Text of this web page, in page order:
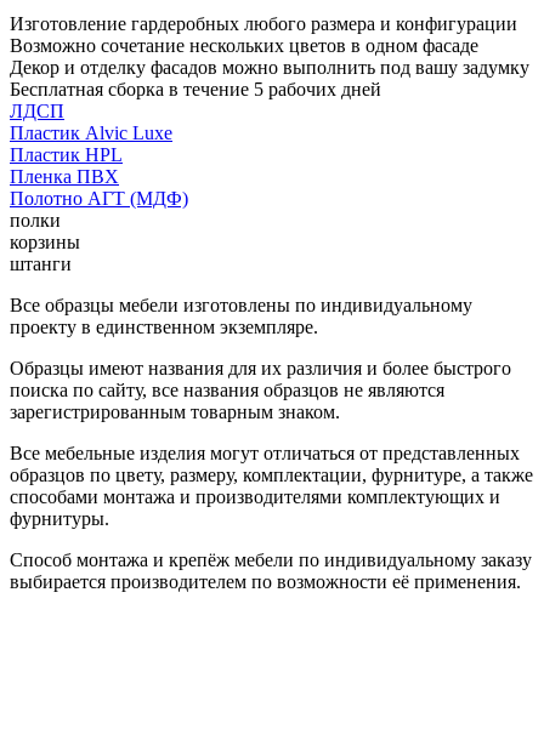
Изготовление гардеробных любого размера и конфигурации
Возможно сочетание нескольких цветов в одном фасаде
Декор и отделку фасадов можно выполнить под вашу задумку
Бесплатная сборка в течение 5 рабочих дней
ЛДСП
Пластик Alvic Luxe
Пластик HPL
Пленка ПВХ
Полотно АГТ (МДФ)
полки
корзины
штанги
Все образцы мебели изготовлены по индивидуальному
проекту в единственном экземпляре.
Образцы имеют названия для их различия и более быстрого
поиска по сайту, все названия образцов не являются
зарегистрированным товарным знаком.
Все мебельные изделия могут отличаться от представленных
образцов по цвету, размеру, комплектации, фурнитуре, а также
способами монтажа и производителями комплектующих и
фурнитуры.
Способ монтажа и крепёж мебели по индивидуальному заказу
выбирается производителем по возможности её применения.